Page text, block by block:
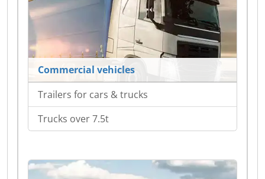
Commercial vehicles
Trailers for cars & trucks
Trucks over 7.5t